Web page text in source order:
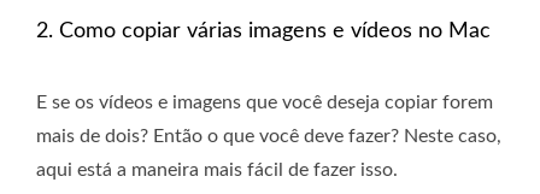
2. Como copiar várias imagens e vídeos no Mac
E se os vídeos e imagens que você deseja copiar forem
mais de dois? Então o que você deve fazer? Neste caso,
aqui está a maneira mais fácil de fazer isso.